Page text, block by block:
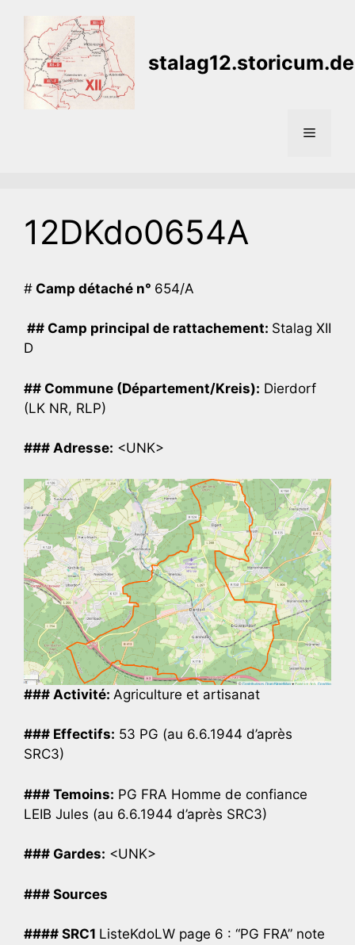
contenu
stalag12.storicum.de
Menu
12DKdo0654A
# Camp détaché n° 654/A
## Camp principal de rattachement: Stalag XII
D
## Commune (Département/Kreis): Dierdorf
(LK NR, RLP)
### Adresse: <UNK>
### Activité: Agriculture et artisanat
### Effectifs: 53 PG (au 6.6.1944 d’après
SRC3)
### Temoins: PG FRA Homme de confiance
LEIB Jules (au 6.6.1944 d’après SRC3)
### Gardes: <UNK>
### Sources
#### SRC1 ListeKdoLW page 6 : “PG FRA” note